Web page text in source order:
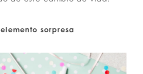
elemento sorpresa